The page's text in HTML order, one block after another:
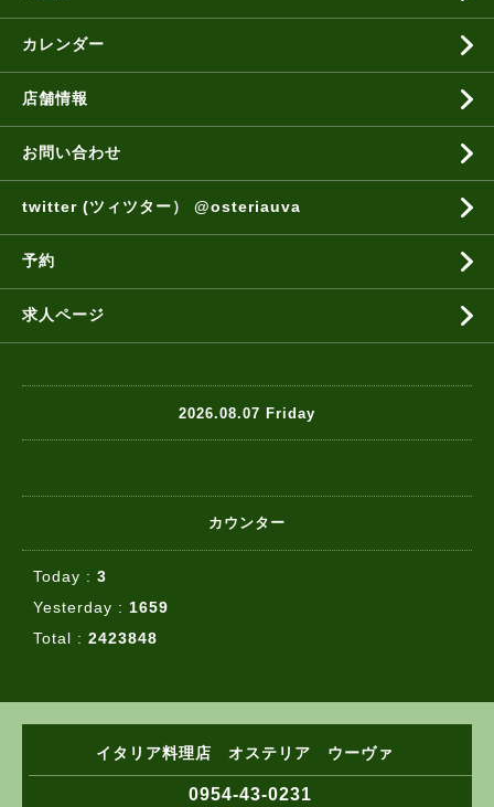
カレンダー
店舗情報
お問い合わせ
twitter (ツィツター） @osteriauva
予約
求人ページ
2026.08.07 Friday
カウンター
Today : 3
Yesterday : 1659
Total : 2423848
イタリア料理店 オステリア ウーヴァ
0954-43-0231